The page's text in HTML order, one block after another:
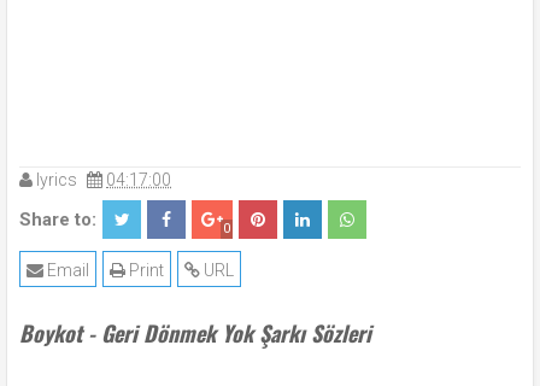
lyrics 04:17:00
Share to: 0
URL
Print
Email
Boykot - Geri Dönmek Yok Şarkı Sözleri